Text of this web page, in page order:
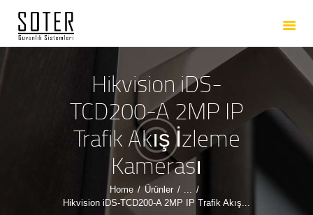
Hikvision iDS-
TCD200-A 2MP IP
Trafik Akış İzleme
Kamerası
Home Ürünler
...
Hikvision iDS-TCD200-A 2MP IP Trafik Akış...
ANASAYFA
HAKKIMIZDA
HIZMETLERIMIZ
ÜRÜNLERIMIZ
REFERANSLARIMIZ
İLETIŞIM